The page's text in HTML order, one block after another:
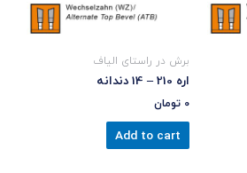
برش در راستای الیاف
اره 210 – 14 دندانه
0 تومان
Add to cart